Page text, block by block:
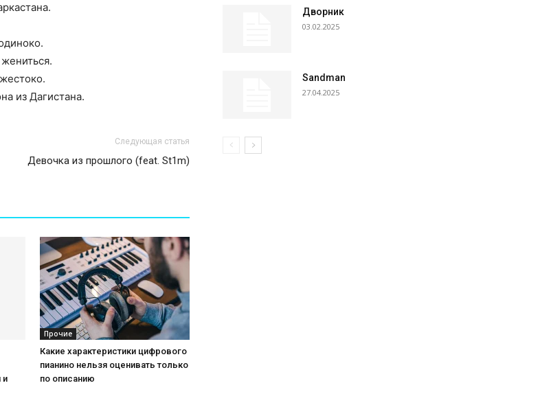
из Дагистана.
Следующая статья
Девочка из прошлого (feat. St1m)
и
Прочие
Какие характеристики цифрового
пианино нельзя оценивать только
по описанию
Дворник
03.02.2025
Sandman
27.04.2025